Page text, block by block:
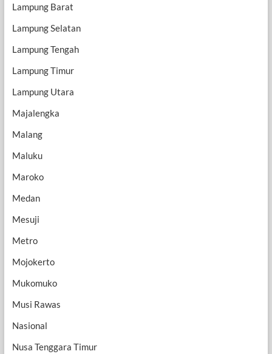
Lampung Barat
Lampung Selatan
Lampung Tengah
Lampung Timur
Lampung Utara
Majalengka
Malang
Maluku
Maroko
Medan
Mesuji
Metro
Mojokerto
Mukomuko
Musi Rawas
Nasional
Nusa Tenggara Timur